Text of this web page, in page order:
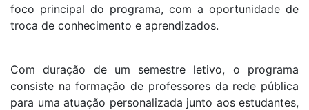
foco principal do programa, com a oportunidade de
troca de conhecimento e aprendizados.
Com duração de um semestre letivo, o programa
consiste na formação de professores da rede pública
para uma atuação personalizada junto aos estudantes,